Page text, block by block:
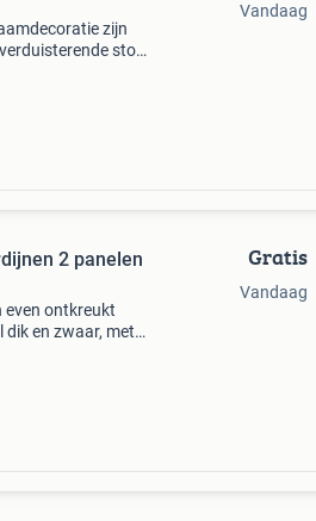
zijn
stof
Vandaag
2 panelen
even ontkreukt
dik en zwaar, met
Gratis
Vandaag